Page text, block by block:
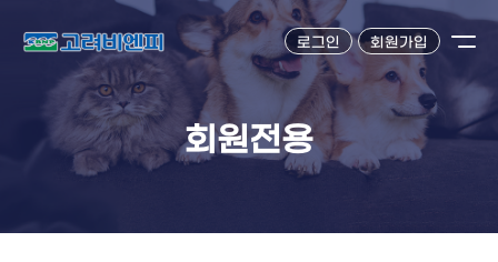
로그인 회원가입
회원전용